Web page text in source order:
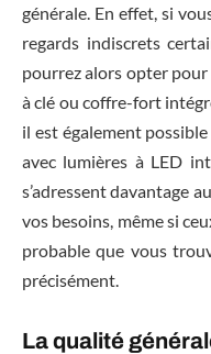
générale. En effet, si
regards indiscrets
pourrez alors opter
à clé ou coffre-fort
il est également
avec lumières à LED
s’adressent davantage
vos besoins, même si
probable que vous
précisément.
La qualité